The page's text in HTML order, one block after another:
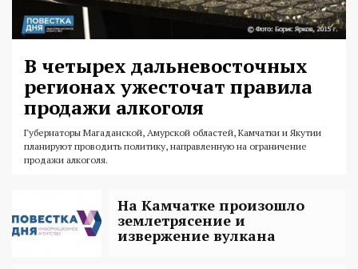
В четырех дальневосточных
регионах ужесточат правила
продажи алкоголя
Губернаторы Магаданской, Амурской областей, Камчатки и Якутии
планируют проводить политику, направленную на ограничение
продажи алкоголя.
На Камчатке произошло
землетрясение и
извержение вулкана